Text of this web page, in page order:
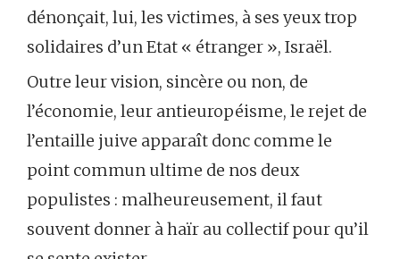
dénonçait, lui, les victimes, à ses yeux trop
solidaires d’un Etat « étranger », Israël.
Outre leur vision, sincère ou non, de
l’économie, leur antieuropéisme, le rejet de
l’entaille juive apparaît donc comme le
point commun ultime de nos deux
populistes : malheureusement, il faut
souvent donner à haïr au collectif pour qu’il